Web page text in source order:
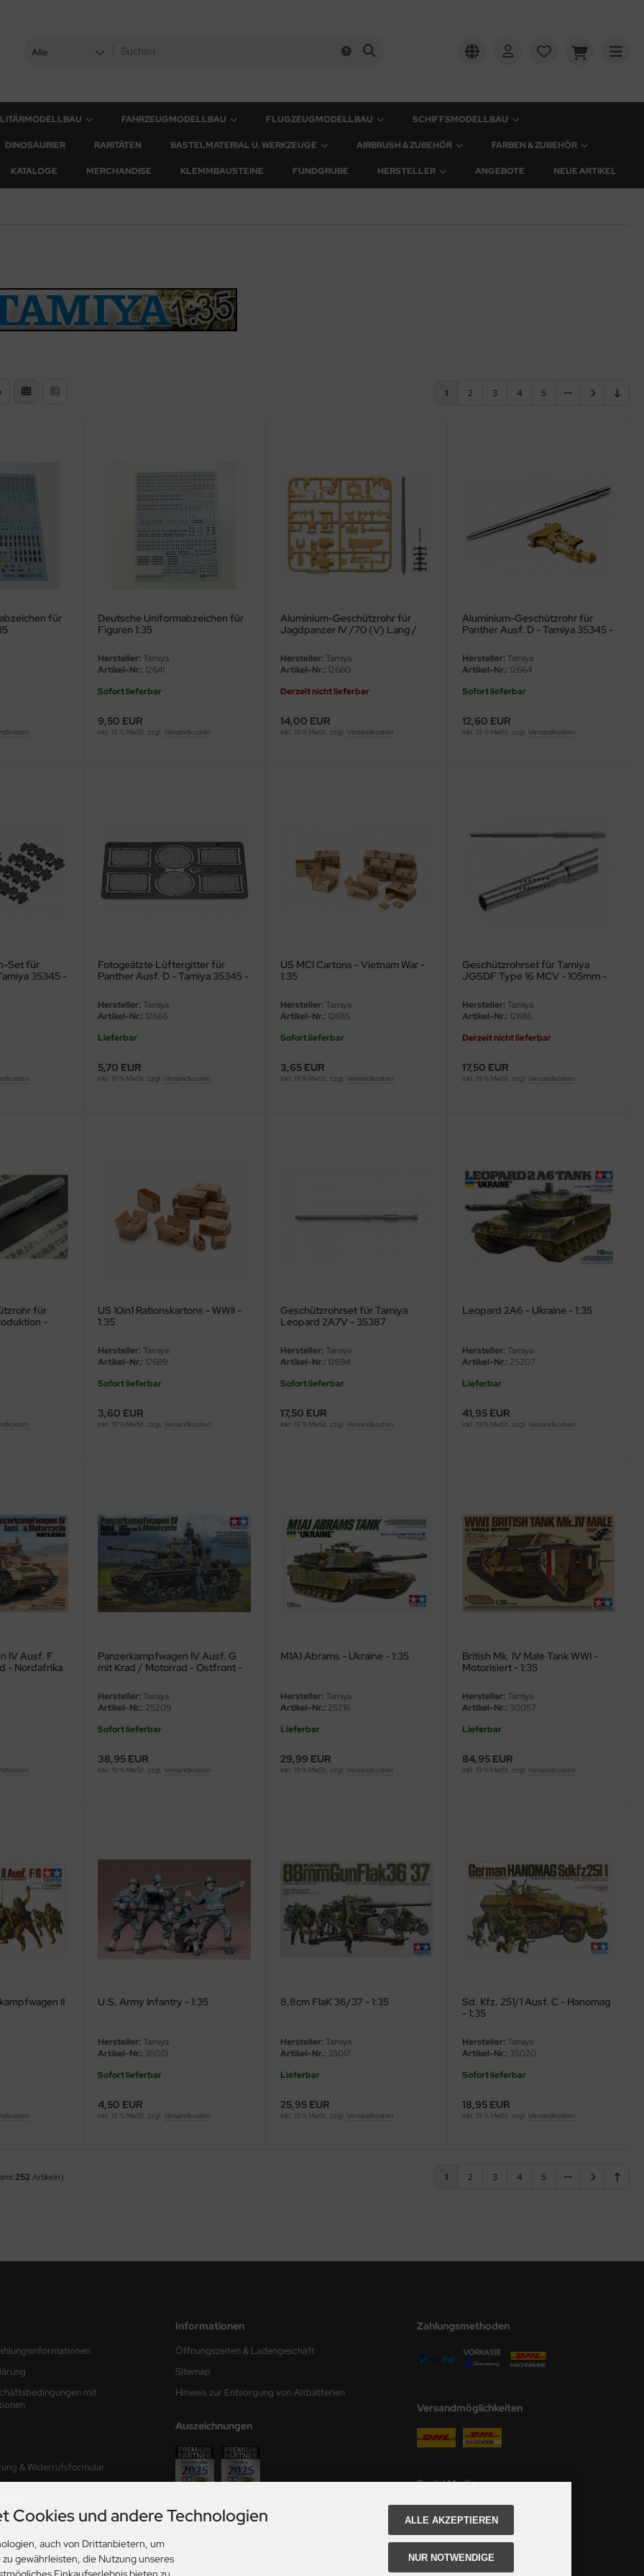
Alle
FAHRZEUGMODELLBAU FLUGZEUGMODELLBAU SCHIFFSMODELLBAU
DINOSAURIER RARITÄTEN BASTELMATERIAL U. WERKZEUGE AIRBRUSH & ZUBEHÖR FARBEN & ZUBEHÖR
KATALOGE MERCHANDISE KLEMMBAUSTEINE FUNDGRUBE HERSTELLER ANGEBOTE NEUE ARTIKEL
1 2 3 4 5
für
Deutsche Uniformabzeichen für
Figuren 1:35
Hersteller: Tamiya
Artikel-Nr.: 12641
Sofort lieferbar
9,50 EUR
inkl. 19 % MwSt. zzgl.Versandkosten
Aluminium-Geschützrohr für
Jagdpanzer IV /70 (V) Lang /
/ 35381 - 1:35
Hersteller: Tamiya
Artikel-Nr.: 12660
Derzeit nicht lieferbar
14,00 EUR
inkl. 19 % MwSt. zzgl. Versandkosten
Aluminium-Geschützrohr für
Panther Ausf. D - Tamiya 35345 -
Hersteller: Tamiya
Artikel-Nr.: 12664
Sofort lieferbar
12,60 EUR
inkl. 19 % MwSt. zzgl. Versandkosten
Set für
35345 -
Fotogeätzte Lüftergitter für
Panther Ausf. D - Tamiya 35345 -
Hersteller: Tamiya
Artikel-Nr.: 12666
Lieferbar
5,70 EUR
inkl. 19 % MwSt. zzgl.Versandkosten
US MCI Cartons - Vietnam War -
1:35
Hersteller: Tamiya
Artikel-Nr.: 12685
Sofort lieferbar
3,65 EUR
inkl. 19 % MwSt. zzgl. Versandkosten
Geschützrohrset für Tamiya
JGSDF Type 16 MCV - 105mm -
Hersteller: Tamiya
Artikel-Nr.: 12686
Derzeit nicht lieferbar
17,50 EUR
inkl. 19 % MwSt. zzgl. Versandkosten
für
-
US 10in1 Rationskartons - WWII -
1:35
Hersteller: Tamiya
Artikel-Nr.: 12689
Sofort lieferbar
3,60 EUR
inkl. 19 % MwSt. zzgl.Versandkosten
Geschützrohrset für Tamiya
Leopard 2A7V - 35387
Hersteller: Tamiya
Artikel-Nr.: 12694
Sofort lieferbar
17,50 EUR
inkl. 19 % MwSt. zzgl. Versandkosten
Leopard 2A6 - Ukraine - 1:35
Hersteller: Tamiya
Artikel-Nr.: 25207
Lieferbar
41,95 EUR
inkl. 19 % MwSt. zzgl. Versandkosten
IV Ausf. F
- Nordafrika
Panzerkampfwagen IV Ausf. G
mit Krad / Motorrad - Ostfront -
Hersteller: Tamiya
Artikel-Nr.: 25209
Sofort lieferbar
38,95 EUR
inkl. 19 % MwSt. zzgl.Versandkosten
M1A1 Abrams - Ukraine - 1:35
Hersteller: Tamiya
Artikel-Nr.: 25216
Lieferbar
29,99 EUR
inkl. 19 % MwSt. zzgl. Versandkosten
British Mk. IV Male Tank WWI -
Motorisiert - 1:35
Hersteller: Tamiya
Artikel-Nr.: 30057
Lieferbar
84,95 EUR
inkl. 19 % MwSt. zzgl. Versandkosten
II
U.S. Army Infantry - 1:35
Hersteller: Tamiya
Artikel-Nr.: 35013
Sofort lieferbar
4,50 EUR
inkl. 19 % MwSt. zzgl.Versandkosten
8,8cm FlaK 36/37 - 1:35
Hersteller: Tamiya
Artikel-Nr.: 35017
Lieferbar
25,95 EUR
inkl. 19 % MwSt. zzgl. Versandkosten
Sd. Kfz. 251/1 Ausf. C - Hanomag
- 1:35
Hersteller: Tamiya
Artikel-Nr.: 35020
Sofort lieferbar
18,95 EUR
inkl. 19 % MwSt. zzgl. Versandkosten
252Artikeln) 1 2 3 4 5
mit
& Widerrufsformular
Informationen
Öffnungszeiten & Ladengeschäft
Sitemap
Hinweis zur Entsorgung von Altbatterien
Auszeichnungen
Zahlungsmethoden
Versandmöglichkeiten
Social Media
Cookies und andere Technologien
auch von Drittanbietern, um
gewährleisten, die Nutzung unseres
ALLE AKZEPTIEREN
NUR NOTWENDIGE